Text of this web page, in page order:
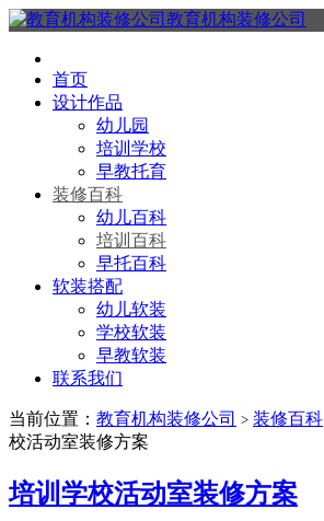
教育机构装修公司
首页
设计作品
幼儿园
培训学校
早教托育
装修百科
幼儿百科
培训百科
早托百科
软装搭配
幼儿软装
学校软装
早教软装
联系我们
当前位置： 教育机构装修公司 > 装修百科
校活动室装修方案
培训学校活动室装修方案